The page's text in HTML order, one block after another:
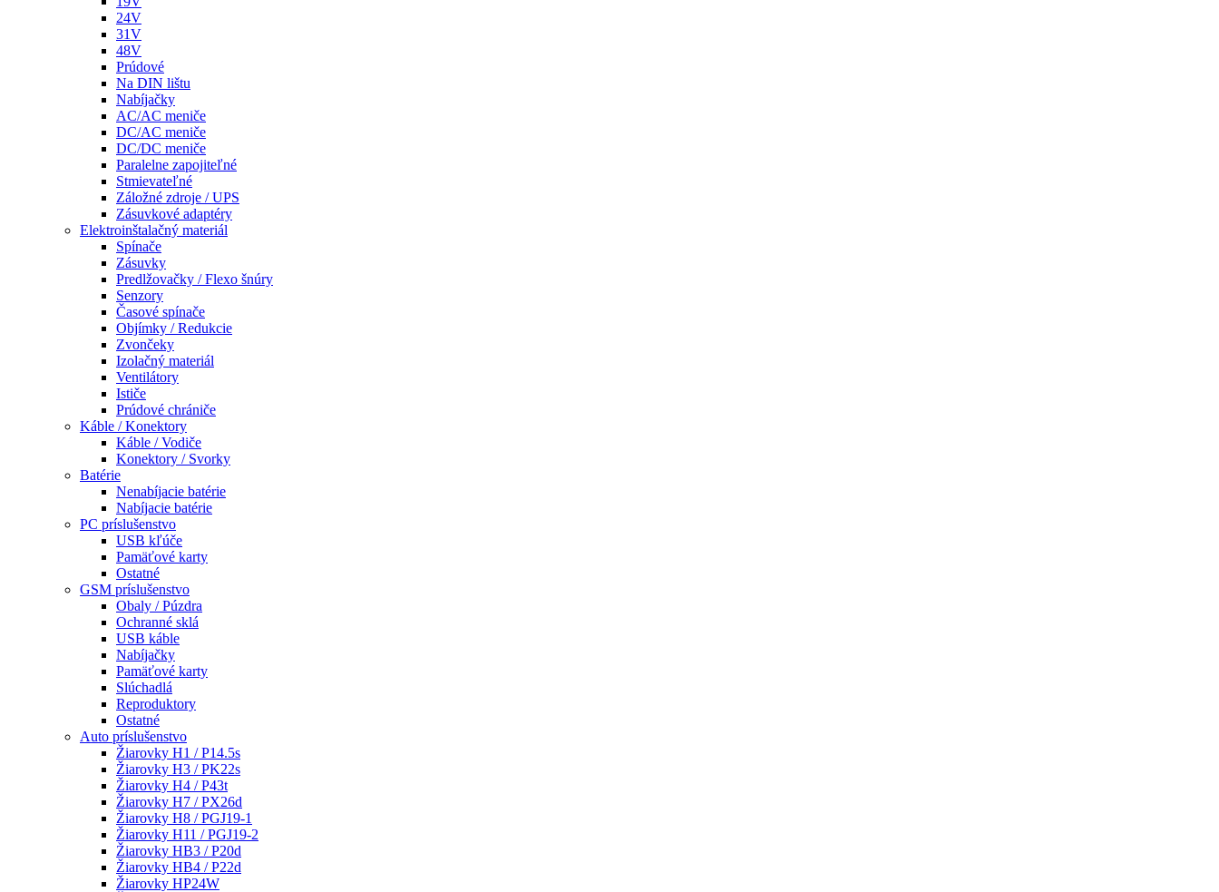
24V
31V
48V
Prúdové
Na DIN lištu
Nabíjačky
AC/AC meniče
DC/AC meniče
DC/DC meniče
Paralelne zapojiteľné
Stmievateľné
Záložné zdroje / UPS
Zásuvkové adaptéry
Elektroinštalačný materiál
Spínače
Zásuvky
Predlžovačky / Flexo šnúry
Senzory
Časové spínače
Objímky / Redukcie
Zvončeky
Izolačný materiál
Ventilátory
Ističe
Prúdové chrániče
Káble / Konektory
Káble / Vodiče
Konektory / Svorky
Batérie
Nenabíjacie batérie
Nabíjacie batérie
PC príslušenstvo
USB kľúče
Pamäťové karty
Ostatné
GSM príslušenstvo
Obaly / Púzdra
Ochranné sklá
USB káble
Nabíjačky
Pamäťové karty
Slúchadlá
Reproduktory
Ostatné
Auto príslušenstvo
Žiarovky H1 / P14.5s
Žiarovky H3 / PK22s
Žiarovky H4 / P43t
Žiarovky H7 / PX26d
Žiarovky H8 / PGJ19-1
Žiarovky H11 / PGJ19-2
Žiarovky HB3 / P20d
Žiarovky HB4 / P22d
Žiarovky HP24W